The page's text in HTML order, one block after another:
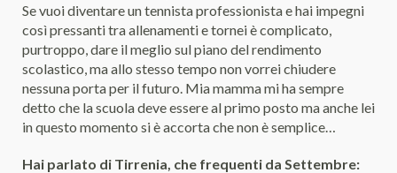
Se vuoi diventare un tennista professionista e hai impegni
così pressanti tra allenamenti e tornei è complicato,
purtroppo, dare il meglio sul piano del rendimento
scolastico, ma allo stesso tempo non vorrei chiudere
nessuna porta per il futuro. Mia mamma mi ha sempre
detto che la scuola deve essere al primo posto ma anche lei
in questo momento si è accorta che non è semplice…
Hai parlato di Tirrenia, che frequenti da Settembre: